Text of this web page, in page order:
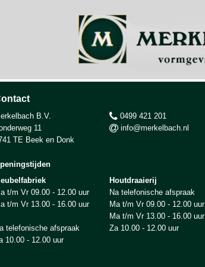
B.V.
11
TE Beek en Donk
0499 421 201
info@merkelbach.nl
t/m Vr 09.00 - 12.00 uur
t/m Vr 13.00 - 16.00 uur
telefonische afspraak
10.00 - 12.00 uur
Houtdraaierij
Na telefonische afspraak
Ma t/m Vr 09.00 - 12.00 uur
Ma t/m Vr 13.00 - 16.00 uur
Za 10.00 - 12.00 uur